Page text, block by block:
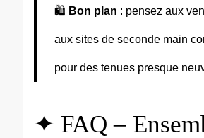
🛍️ Bon plan : pensez aux
aux sites de seconde main
pour des tenues presque
✦ FAQ –